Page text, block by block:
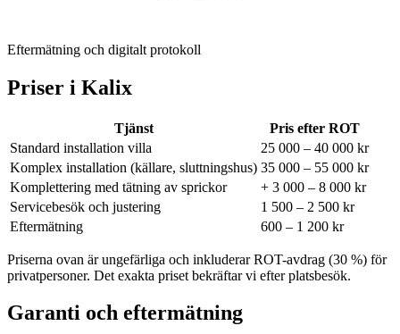
Eftermätning och digitalt protokoll
Priser i Kalix
Tjänst
Pris efter ROT
Standard installation villa
25 000 – 40 000 kr
Komplex installation (källare, sluttningshus) 35 000 – 55 000 kr
Komplettering med tätning av sprickor
+ 3 000 – 8 000 kr
Servicebesök och justering
1 500 – 2 500 kr
Eftermätning
600 – 1 200 kr
Priserna ovan är ungefärliga och inkluderar ROT-avdrag (30 %) för
privatpersoner. Det exakta priset bekräftar vi efter platsbesök.
Garanti och eftermätning